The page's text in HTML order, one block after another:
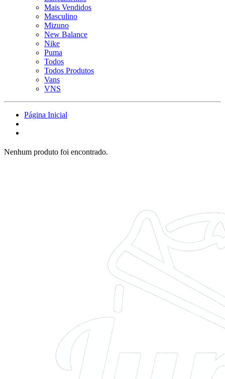
Mais Vendidos
Masculino
Mizuno
New Balance
Nike
Puma
Todos
Todos Produtos
Vans
VNS
Página Inicial
Nenhum produto foi encontrado.